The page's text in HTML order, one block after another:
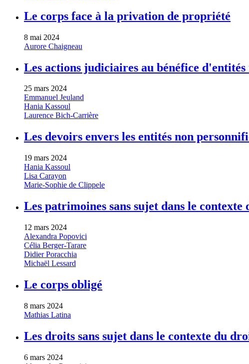
Le corps face à la privation de propriété
8 mai 2024
Aurore Chaigneau
Les actions judiciaires au bénéfice
25 mars 2024
Emmanuel Jeuland
Hania Kassoul
Laurence Bich-Carrière
Les devoirs envers les entités non
19 mars 2024
Hania Kassoul
Lisa Carayon
Marie-Sophie de Clippele
Les patrimoines sans sujet dans le
12 mars 2024
Alexandra Popovici
Célia Berger-Tarare
Didier Poracchia
Michaël Lessard
Le corps obligé
8 mars 2024
Mathias Latina
Les droits sans sujet dans le contexte du
6 mars 2024